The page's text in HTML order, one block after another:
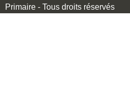
Primaire - Tous droits réservés